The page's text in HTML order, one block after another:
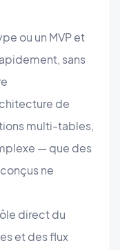
ou un MVP et
sans
de
multi-tables,
— que des
ne
direct du
et des flux